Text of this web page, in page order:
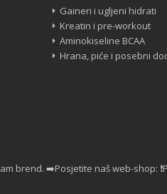
Gaineri i ugljeni hidrati
Kreatin i pre-workout
Aminokiseline BCAA
Hrana, piće i posebni
brend. ➡️Posjetite naš web-shop: